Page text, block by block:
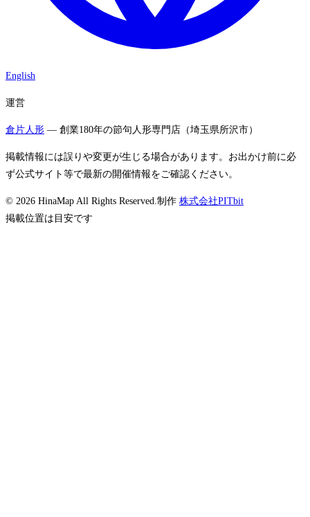
English
運営
倉片人形 — 創業180年の節句人形専門店（埼玉県所沢市）
掲載情報には誤りや変更が生じる場合があります。お出かけ前に必
ず公式サイト等で最新の開催情報をご確認ください。
© 2026 HinaMap All Rights Reserved. 制作 株式会社PITbit
掲載位置は目安です